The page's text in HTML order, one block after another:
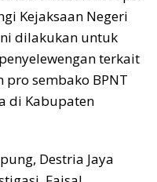
Kejaksaan Negeri
dilakukan untuk
terkait
sembako BPNT
di Kabupaten
Destria Jaya